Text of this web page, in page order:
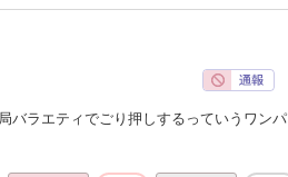
バラエティでごり押しするっていうワンパ